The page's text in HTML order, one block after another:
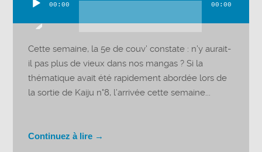
audio
00:00 00:00
Cette semaine, la 5e de couv’ constate : n’y aurait-
il pas plus de vieux dans nos mangas ? Si la
thématique avait été rapidement abordée lors de
la sortie de Kaiju n°8, l’arrivée cette semaine...
Continuez à lire →